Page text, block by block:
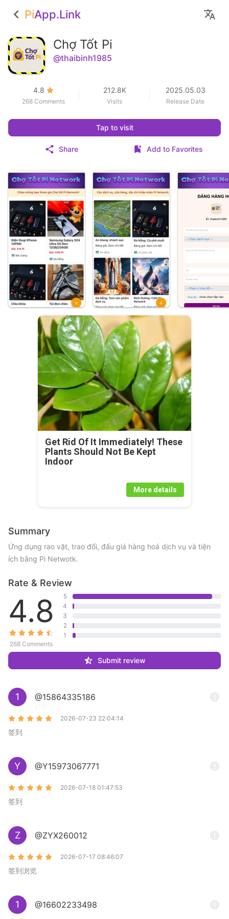
PiApp.Link
Chợ Tốt Pi
@thaibinh1985
4.8
268 Comments
212.8K
Visits
2025.05.03
Release Date
Tap to visit
Share Add to Favorites
Get Rid Of It Immediately! These
Plants Should Not Be Kept
Indoor
More details
Summary
Ứng dụng rao vặt, trao đổi, đấu giá hàng hoá dịch vụ và tiện
ích bằng Pi Netwotk.
Rate & Review
4.8
268 Comments
5
4
3
2
1
Submit review
1 @15864335186
2026-07-23 22:04:14
签到
Y @Y15973067771
2026-07-18 01:47:53
签到
Z @ZYX260012
2026-07-17 08:46:07
签到浏览
1 @16602233498